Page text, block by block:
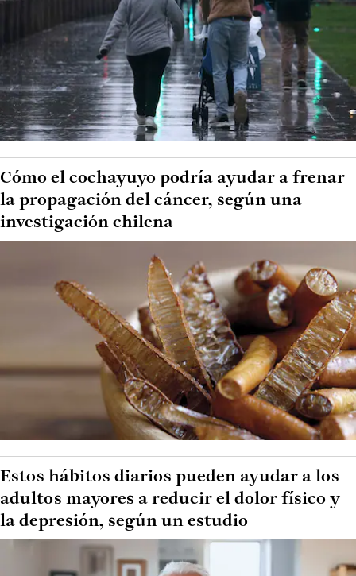
Cómo el cochayuyo podría ayudar a frenar
la propagación del cáncer, según una
investigación chilena
Estos hábitos diarios pueden ayudar a los
adultos mayores a reducir el dolor físico y
la depresión, según un estudio